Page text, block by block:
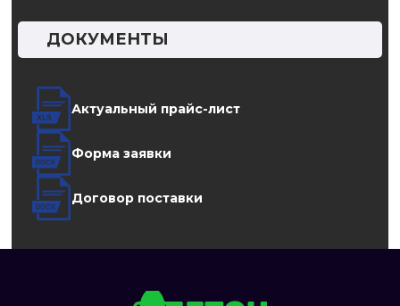
ДОКУМЕНТЫ
Актуальный прайс-лист
Форма заявки
Договор поставки